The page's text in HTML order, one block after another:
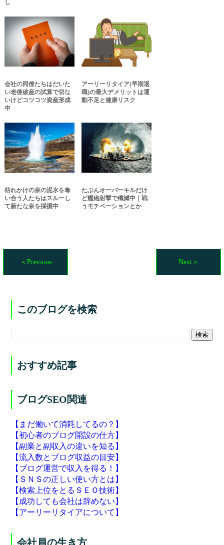
し
会社の同僚たちはだいた
い老後破産の試算で切な
いけどコツコツ資産形成
中
アーリーリタイア(早期退
職)の最大デメリットは運
動不足と健康リスク
枯れかけの泉の泥水を奪
い合う人たちはスルーし
て新たな泉を採掘中
たぶんオーバーキルだけ
ど艦砲射撃で殲滅中｜戦
うモチベーションとか
＜Previous Next＞
このブログを検索
おすすめ記事
ブログSEO関連
【まだ働いて消耗してるの？】
【初心者のブログ開設の仕方】
【副業と副収入の違いを知る】
【流入数とブログ収益の目安】
【ブログ運営で収入を得る！】
【ＳＮＳの正しい使い方とは】
【検索上位をとるＳＥＯ技術】
【成功しても会社は辞めない】
【アーリーリタイアについて】
会社員の生き方